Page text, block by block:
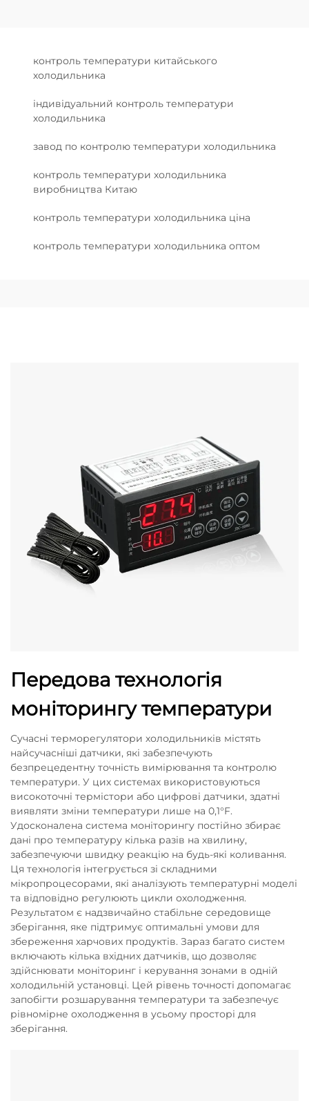
контроль температури китайського
холодильника
індивідуальний контроль температури
холодильника
завод по контролю температури холодильника
контроль температури холодильника
виробництва Китаю
контроль температури холодильника ціна
контроль температури холодильника оптом
Передова технологія
моніторингу температури
Сучасні терморегулятори холодильників містять
найсучасніші датчики, які забезпечують
безпрецедентну точність вимірювання та контролю
температури. У цих системах використовуються
високоточні термістори або цифрові датчики, здатні
виявляти зміни температури лише на 0,1°F.
Удосконалена система моніторингу постійно збирає
дані про температуру кілька разів на хвилину,
забезпечуючи швидку реакцію на будь-які коливання.
Ця технологія інтегрується зі складними
мікропроцесорами, які аналізують температурні моделі
та відповідно регулюють цикли охолодження.
Результатом є надзвичайно стабільне середовище
зберігання, яке підтримує оптимальні умови для
збереження харчових продуктів. Зараз багато систем
включають кілька вхідних датчиків, що дозволяє
здійснювати моніторинг і керування зонами в одній
холодильній установці. Цей рівень точності допомагає
запобігти розшарування температури та забезпечує
рівномірне охолодження в усьому просторі для
зберігання.